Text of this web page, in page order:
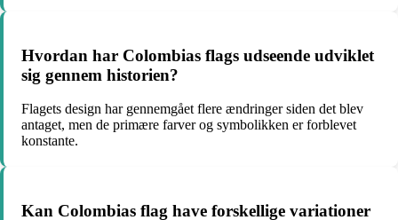
Hvordan har Colombias flags udseende udviklet
sig gennem historien?
Flagets design har gennemgået flere ændringer siden det blev
antaget, men de primære farver og symbolikken er forblevet
konstante.
Kan Colombias flag have forskellige variationer